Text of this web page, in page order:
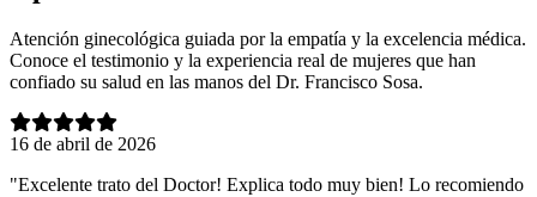
Atención ginecológica guiada por la empatía y la excelencia médica.
Conoce el testimonio y la experiencia real de mujeres que han
confiado su salud en las manos del Dr. Francisco Sosa.
16 de abril de 2026
"Excelente trato del Doctor! Explica todo muy bien! Lo recomiendo